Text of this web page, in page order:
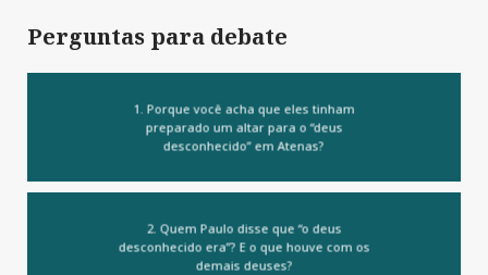
Perguntas para debate
1. Porque você acha que eles tinham
preparado um altar para o “deus
desconhecido” em Atenas?
2. Quem Paulo disse que “o deus
desconhecido era”? E o que houve com os
demais deuses?